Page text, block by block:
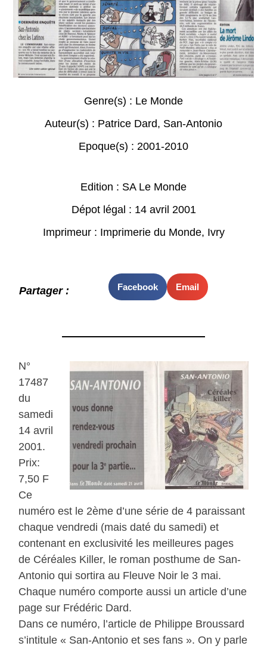
Genre(s) : Le Monde
Auteur(s) : Patrice Dard, San-Antonio
Epoque(s) : 2001-2010
Edition : SA Le Monde
Dépot légal : 14 avril 2001
Imprimeur : Imprimerie du Monde, Ivry
Partager : Facebook Email
N°
17487
du
samedi
14 avril
2001.
Prix:
7,50 F
Ce
numéro est le 2ème d’une série de 4 paraissant
chaque vendredi (mais daté du samedi) et
contenant en exclusivité les meilleures pages
de Céréales Killer, le roman posthume de San-
Antonio qui sortira au Fleuve Noir le 3 mai.
Chaque numéro comporte aussi un article d’une
page sur Frédéric Dard.
Dans ce numéro, l’article de Philippe Broussard
s’intitule « San-Antonio et ses fans ». On y parle